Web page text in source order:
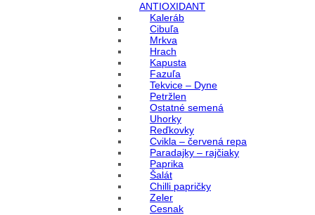
ANTIOXIDANT
Kaleráb
Cibuľa
Mrkva
Hrach
Kapusta
Fazuľa
Tekvice – Dyne
Petržlen
Ostatné semená
Uhorky
Reďkovky
Cvikla – červená repa
Paradajky – rajčiaky
Paprika
Šalát
Chilli papričky
Zeler
Cesnak